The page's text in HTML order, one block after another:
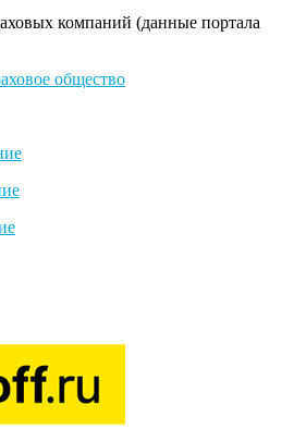
компаний (данные портала